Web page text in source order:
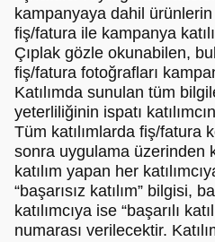
kampanyaya dahil
fiş/fatura ile kampanya
Çıplak gözle okunabilen,
fiş/fatura fotoğrafları
Katılımda sunulan tüm
yeterliliğinin ispatı
Tüm katılımlarda fiş/fatura
sonra uygulama üzerinden
katılım yapan her
“başarısız katılım” bilgisi,
katılımcıya ise “başarılı
numarası verilecektir.